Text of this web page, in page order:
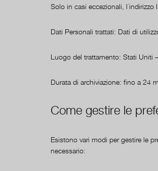
Solo in casi eccezionali, l´indirizzo
Dati Personali trattati: Dati di
Luogo del trattamento: Stati Uniti –
Durata di archiviazione: fino a 24
Come gestire le
Esistono vari modi per gestire le
necessario: